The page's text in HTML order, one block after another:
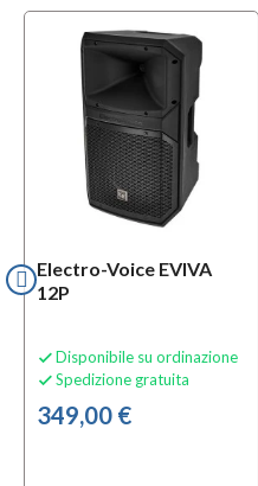
Electro-Voice EVIVA
12P
 Disponibile su ordinazione
 Spedizione gratuita
349,00 €
OFFERTA